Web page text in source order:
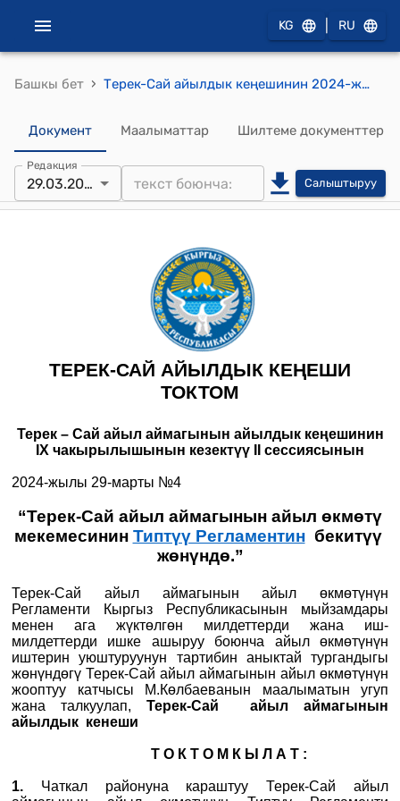
KG RU
Башкы бет › Терек-Сай айылдык кеңешинин 2024-жылынын 29-мартындагы №4 “Терек-Сай айыл аймагынын айыл өкмөтү мекемесинин Типтүү Регламентин бекитүү жөнүндө.” токтому
Документ Маалыматтар Шилтеме документтер
Редакция
29.03.2024 Салыштыруу